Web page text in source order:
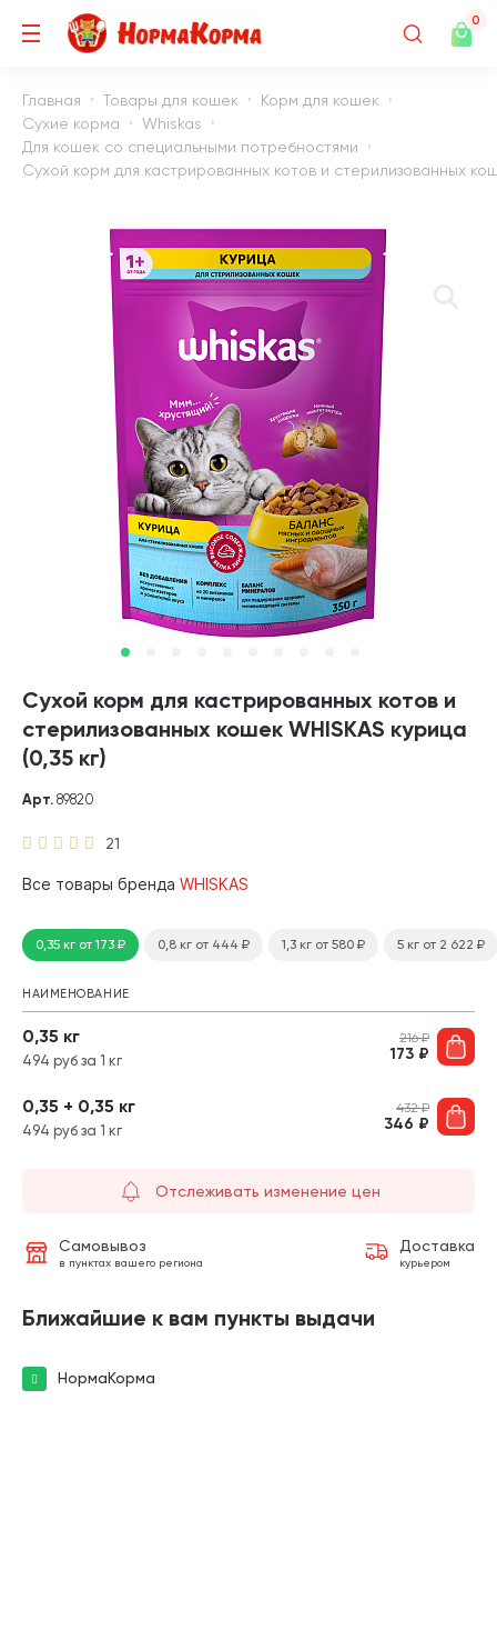
0
Главная Товары для кошек
Корм для кошек
Сухие корма
Whiskas
Для кошек со специальными потребностями
Сухой корм для кастрированных котов и стерилизованных
Сухой корм для кастрированных котов и
стерилизованных кошек WHISKAS курица
(0,35 кг)
21
Арт. 89820
Все товары бренда WHISKAS
0,35 кг от 173₽ 0,8 кг от 444 ₽ 1,3 кг от 580 ₽ 5 кг от 2 622 ₽
НАИМЕНОВАНИЕ
0,35 кг
494 руб за 1 кг
216₽
173 ₽
0,35 + 0,35 кг
494 руб за 1 кг
432₽
346 ₽
Отслеживать изменение цен
Самовывоз
в пунктах вашего региона
Доставка
курьером
Ближайшие к вам пункты выдачи
НормаКорма